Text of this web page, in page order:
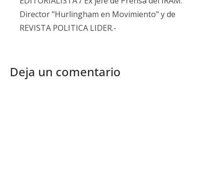
Director "Hurlingham en Movimiento" y de
REVISTA POLITICA LIDER.-
Deja un comentario